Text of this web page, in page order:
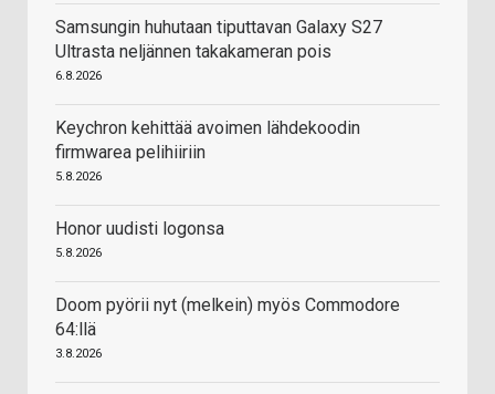
Samsungin huhutaan tiputtavan Galaxy S27
Ultrasta neljännen takakameran pois
6.8.2026
Keychron kehittää avoimen lähdekoodin
firmwarea pelihiiriin
5.8.2026
Honor uudisti logonsa
5.8.2026
Doom pyörii nyt (melkein) myös Commodore
64:llä
3.8.2026